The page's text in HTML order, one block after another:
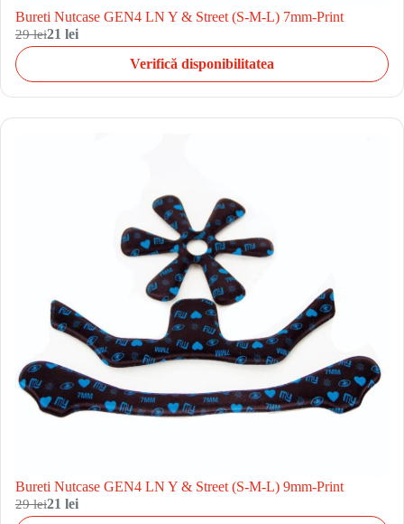
Bureti Nutcase GEN4 LN Y & Street (S-M-L) 7mm-Print
29 lei21 lei
Verifică disponibilitatea
Bureti Nutcase GEN4 LN Y & Street (S-M-L) 9mm-Print
29 lei21 lei